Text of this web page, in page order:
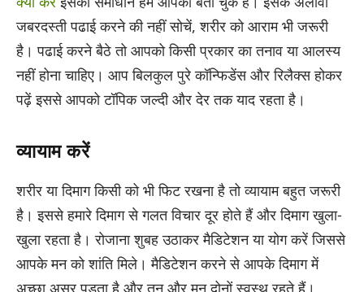
जबरदस्ती पढाई करने की नहीं सोचें, शरीर को आराम भी जरूरी
है। पढाई करने बैठे तो आपको किसी प्रकार का तनाव या आलस्य
नहीं होना चाहिए। आप बिलकुल पुरे कॉन्फिडेंस और रिलैक्स होकर
पढ़ें इससे आपको टॉपिक जल्दी और देर तक याद रहता है।
व्यायाम करें
शरीर या दिमाग किसी को भी फिट रखना है तो व्यायाम बहुत जरूरी
है। इससे हमारे दिमाग से गलत विचार दूर होते हैं और दिमाग खुला-
खुला रहता है। रोजाना शुबह उठाकर मैडिटेशन या योग करें जिससे
आपके मन को शांति मिले। मैडिटेशन करने से आपके दिमाग में